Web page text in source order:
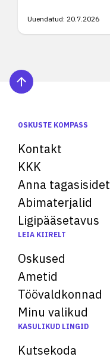
Uuendatud: 20.7.2026
OSKUSTE KOMPASS
Kontakt
KKK
Anna tagasisidet
Abimaterjalid
Ligipääsetavus
LEIA KIIRELT
Oskused
Ametid
Töövaldkonnad
Minu valikud
KASULIKUD LINGID
Kutsekoda